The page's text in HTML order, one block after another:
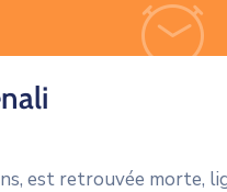
est retrouvée morte,